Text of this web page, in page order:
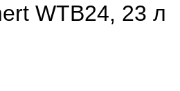
WTB24, 23 л